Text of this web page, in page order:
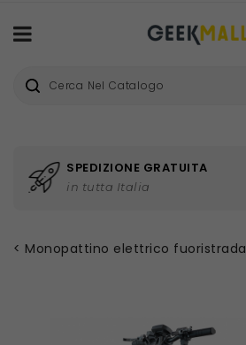
SPEDIZIONE GRATUITA
in tutta Italia
Monopattino elettrico fuoristrada